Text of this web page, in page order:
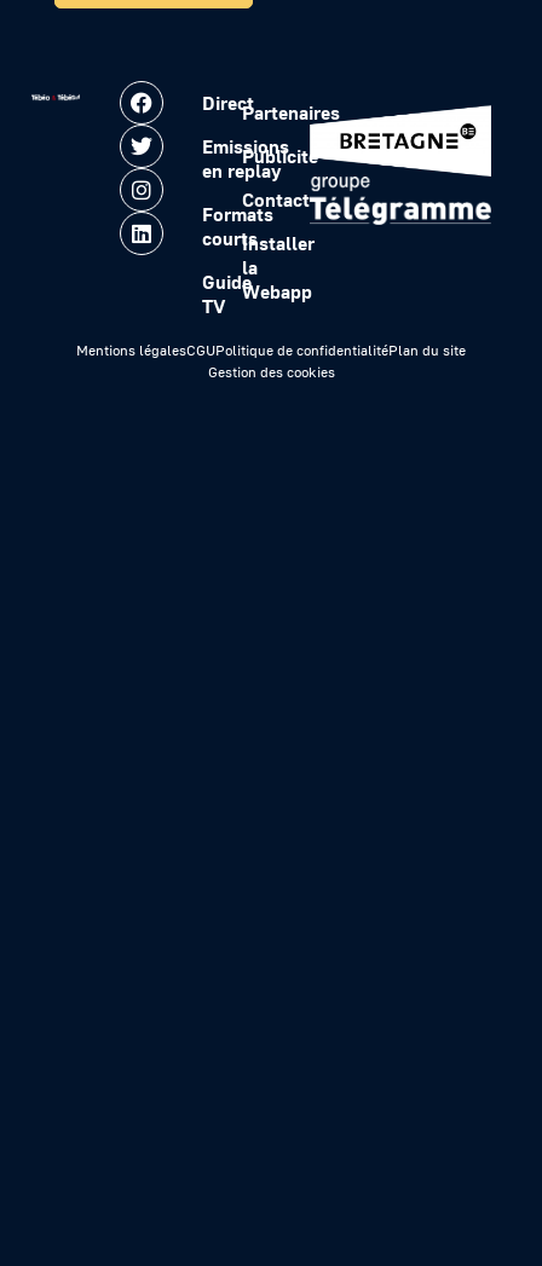
Direct
Emissions
en replay
Formats
courts
Guide
TV
Partenaires
Publicité
Contact
Installer
la
Webapp
Mentions légalesCGUPolitique de confidentialitéPlan du site
Gestion des cookies